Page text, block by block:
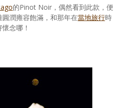
的Pinot Noir，偶然看到此款，便
潤雍容飽滿，和那年在當地旅行時
念哪！